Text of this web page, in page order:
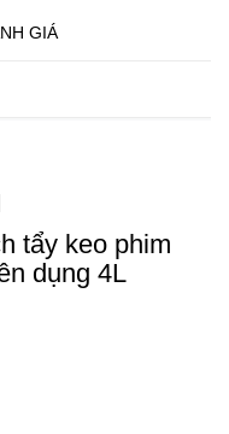
GIÁ
tẩy keo phim
dụng 4L